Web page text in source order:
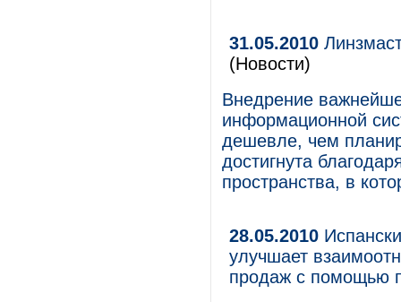
31.05.2010
(Новости)
Внедрение
информационной
дешевле, чем
достигнута
пространства, в
28.05.2010
улучшает
продаж с помощью